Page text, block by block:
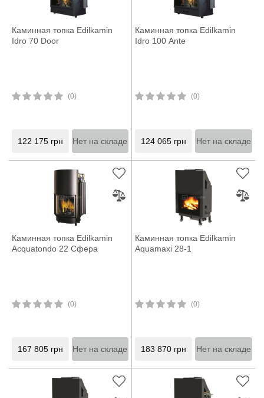
Каминная топка Edilkamin
Idro 70 Door
(0)
122 175 грн Нет на складе
Каминная топка Edilkamin
Idro 100 Ante
(0)
124 065 грн Нет на складе
Каминная топка Edilkamin
Acquatondo 22 Сфера
(0)
167 805 грн Нет на складе
Каминная топка Edilkamin
Aquamaxi 28-1
(0)
183 870 грн Нет на складе